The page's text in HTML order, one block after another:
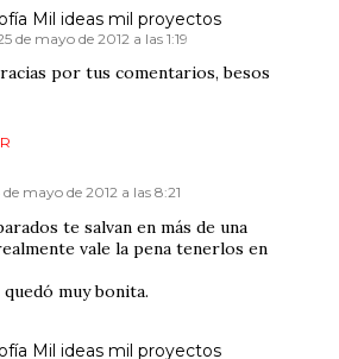
Mil ideas mil proyectos
de mayo de 2012 a las 1:19
por tus comentarios, besos
mayo de 2012 a las 8:21
te salvan en más de una
vale la pena tenerlos en
muy bonita.
Mil ideas mil proyectos